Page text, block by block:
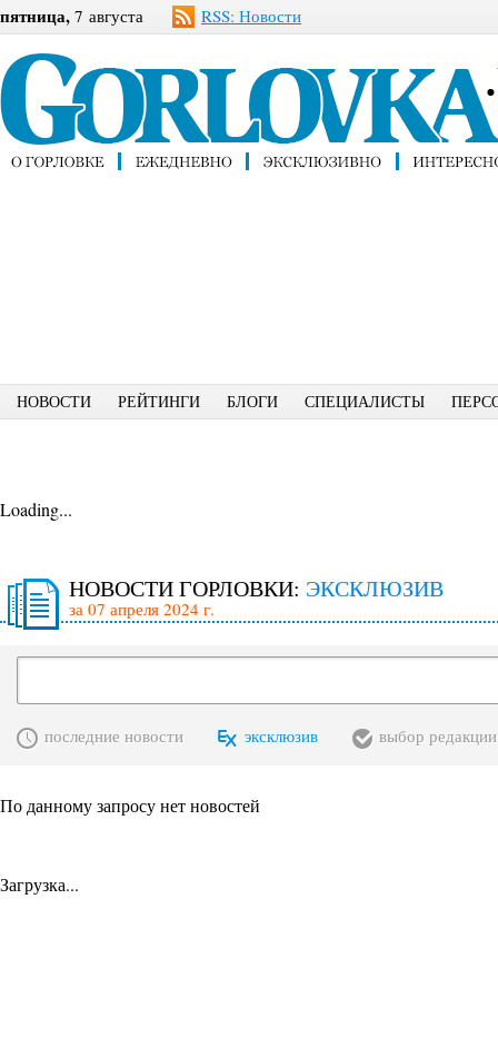
пятница, 7 августа RSS: Новости
НОВОСТИ РЕЙТИНГИ БЛОГИ СПЕЦИАЛИСТЫ
Loading...
НОВОСТИ ГОРЛОВКИ: ЭКСКЛЮЗИВ
за 07 апреля 2024 г.
последние новости эксклюзив выбор редакции
По данному запросу нет новостей
Загрузка...